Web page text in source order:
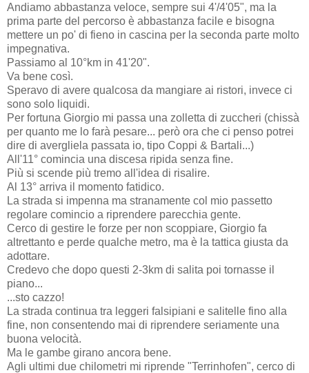
Andiamo abbastanza veloce, sempre sui 4'/4'05", ma la
prima parte del percorso è abbastanza facile e bisogna
mettere un po' di fieno in cascina per la seconda parte molto
impegnativa.
Passiamo al 10°km in 41'20".
Va bene così.
Speravo di avere qualcosa da mangiare ai ristori, invece ci
sono solo liquidi.
Per fortuna Giorgio mi passa una zolletta di zuccheri (chissà
per quanto me lo farà pesare... però ora che ci penso potrei
dire di avergliela passata io, tipo Coppi & Bartali...)
All'11° comincia una discesa ripida senza fine.
Più si scende più tremo all'idea di risalire.
Al 13° arriva il momento fatidico.
La strada si impenna ma stranamente col mio passetto
regolare comincio a riprendere parecchia gente.
Cerco di gestire le forze per non scoppiare, Giorgio fa
altrettanto e perde qualche metro, ma è la tattica giusta da
adottare.
Credevo che dopo questi 2-3km di salita poi tornasse il
piano...
...sto cazzo!
La strada continua tra leggeri falsipiani e salitelle fino alla
fine, non consentendo mai di riprendere seriamente una
buona velocità.
Ma le gambe girano ancora bene.
Agli ultimi due chilometri mi riprende "Terrinhofen", cerco di